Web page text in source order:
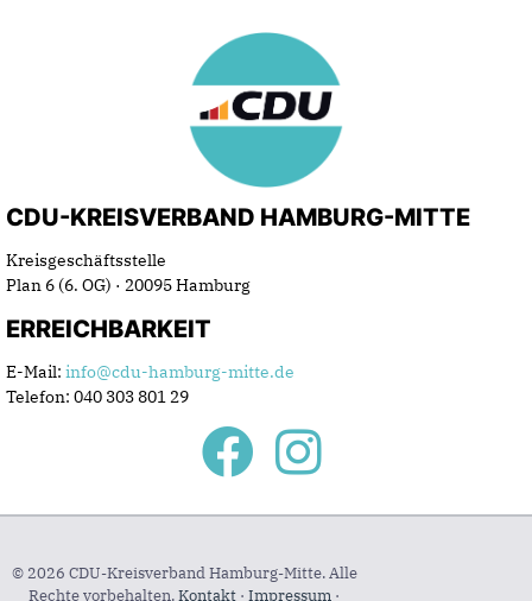
CDU-KREISVERBAND HAMBURG-MITTE
Kreisgeschäftsstelle
Plan 6 (6. OG) · 20095 Hamburg
ERREICHBARKEIT
E-Mail: info@cdu-hamburg-mitte.de
Telefon: 040 303 801 29
© 2026 CDU-Kreisverband Hamburg-Mitte. Alle
Rechte vorbehalten.Kontakt · Impressum ·